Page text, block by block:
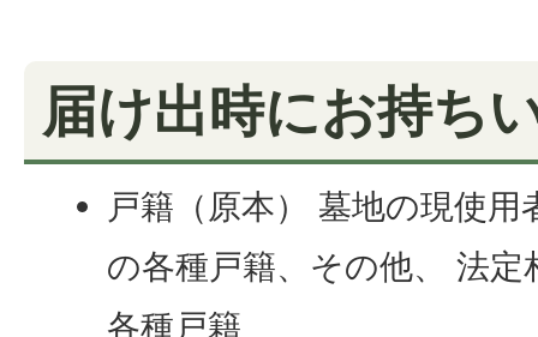
届け出時にお持ち
戸籍（原本） 墓地の現使
の各種戸籍、その他、 法
各種戸籍